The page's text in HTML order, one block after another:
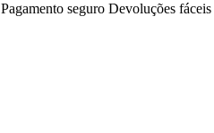
Pagamento seguro Devoluções fáceis